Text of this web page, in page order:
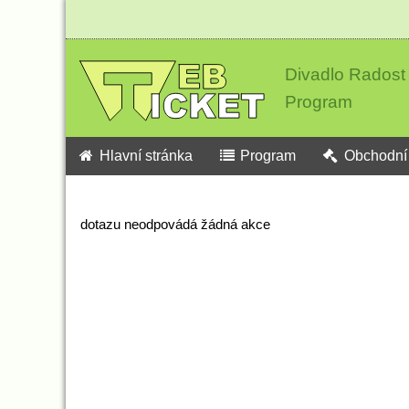
Divadlo Radost
Program
Hlavní stránka Program
dotazu neodpovádá žádná akce